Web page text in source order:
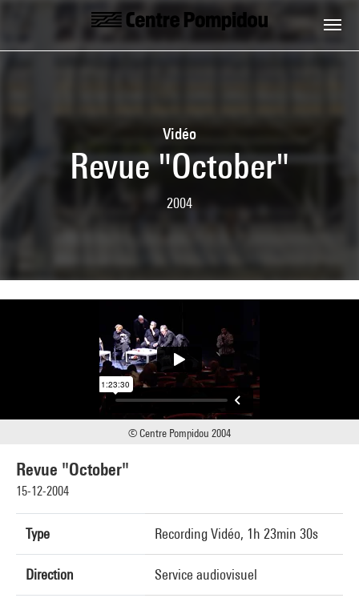
Skip to main content
Centre Pompidou
Vidéo
Revue "October"
2004
Revue "October"
15-12-2004
Type Recording Vidéo, 1h 23min 30s
Direction Service audiovisuel
© Centre Pompidou 2004